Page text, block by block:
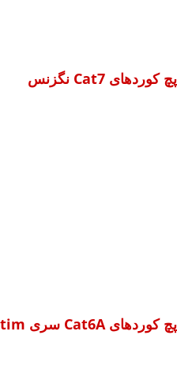
پچ کوردهای Cat7 نگزنس
پچ کوردهای Cat6A سری Ultim نگزنس